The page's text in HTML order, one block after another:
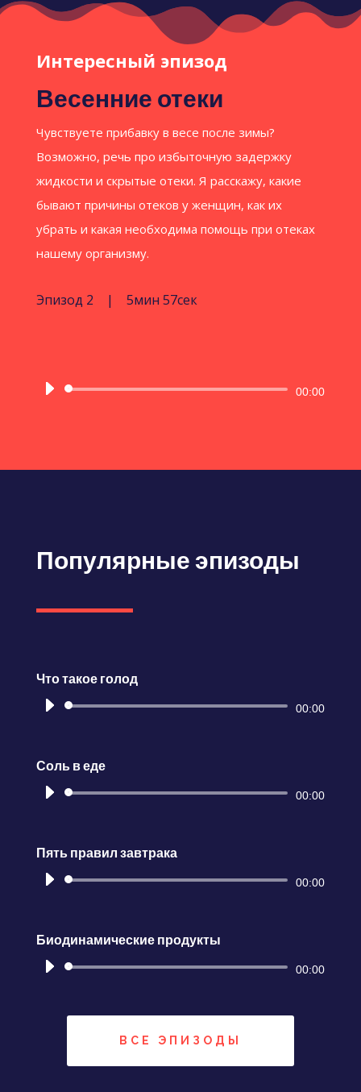
Интересный эпизод
Весенние отеки
Чувствуете прибавку в весе после зимы?
Возможно, речь про избыточную задержку
жидкости и скрытые отеки. Я расскажу, какие
бывают причины отеков у женщин, как их
убрать и какая необходима помощь при отеках
нашему организму.
Эпизод 2 | 5мин 57сек
Аудиоплеер 00:00
Популярные эпизоды
Что такое голод
Аудиоплеер 00:00
Соль в еде
Аудиоплеер 00:00
Пять правил завтрака
Аудиоплеер 00:00
Биодинамические продукты
Аудиоплеер 00:00
ВСЕ ЭПИЗОДЫ